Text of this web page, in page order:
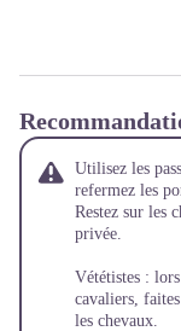
Utilisez les
refermez les
Restez sur les
privée.
Vététistes :
cavaliers,
les chevaux.